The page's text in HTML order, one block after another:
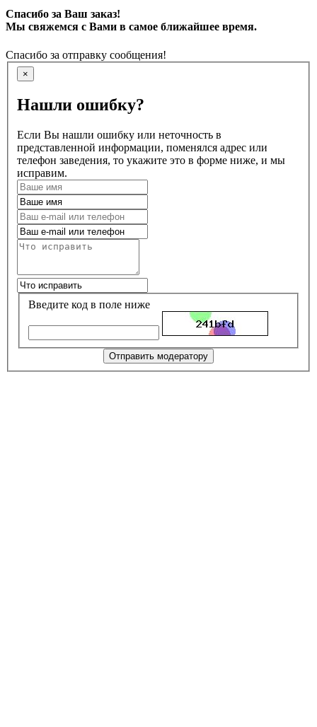
Спасибо за Ваш заказ!
Мы свяжемся с Вами в самое ближайшее время.
Спасибо за отправку сообщения!
×
Нашли ошибку?
Если Вы нашли ошибку или неточность в
представленной информации, поменялся адрес или
телефон заведения, то укажите это в форме ниже, и мы
исправим.
Введите код в поле ниже
Отправить модератору